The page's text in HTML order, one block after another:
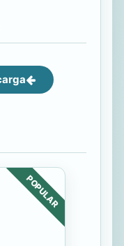
POPULAR